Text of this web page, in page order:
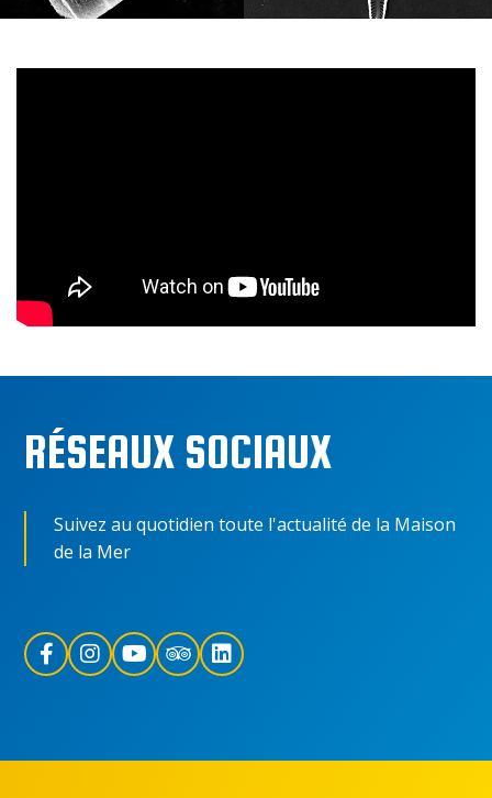
RÉSEAUX SOCIAUX
Suivez au quotidien toute l'actualité de la Maison
de la Mer